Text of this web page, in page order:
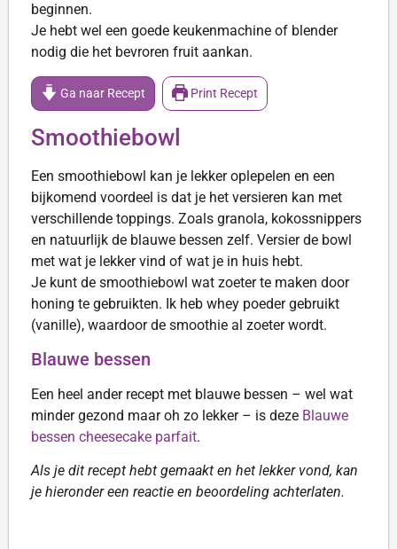
beginnen.
Je hebt wel een goede keukenmachine of blender
nodig die het bevroren fruit aankan.
Ga naar Recept Print Recept
Smoothiebowl
Een smoothiebowl kan je lekker oplepelen en een
bijkomend voordeel is dat je het versieren kan met
verschillende toppings. Zoals granola, kokossnippers
en natuurlijk de blauwe bessen zelf. Versier de bowl
met wat je lekker vind of wat je in huis hebt.
Je kunt de smoothiebowl wat zoeter te maken door
honing te gebruikten. Ik heb whey poeder gebruikt
(vanille), waardoor de smoothie al zoeter wordt.
Blauwe bessen
Een heel ander recept met blauwe bessen – wel wat
minder gezond maar oh zo lekker – is deze Blauwe
bessen cheesecake parfait.
Als je dit recept hebt gemaakt en het lekker vond, kan
je hieronder een reactie en beoordeling achterlaten.